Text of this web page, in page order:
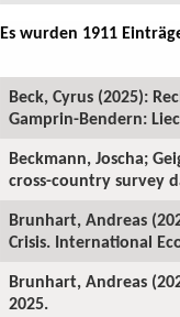
Es wurden 1911
Beck, Cyrus (2025):
Gamprin-Bendern:
Beckmann, Joscha;
cross-country survey
Brunhart, Andreas
Crisis. International
Brunhart, Andreas
2025.